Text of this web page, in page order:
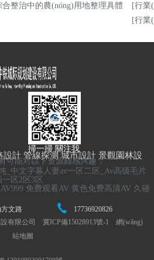
聯(lián)系我們
整治中的農(nóng)用地整理具體
[行業
[行業
掃一掃 關注我
設計 管線探測 城市設計 景觀園林設
文路
17736920826
有限公司 冀ICP備15028913號-1
網(wǎng)
站地圖
可能对以下资源颇感兴趣：
_中文字幕人妻av一区二区_Av高级毛片
区2区3区
免费观看AV 黄色免费高清AV 久碰